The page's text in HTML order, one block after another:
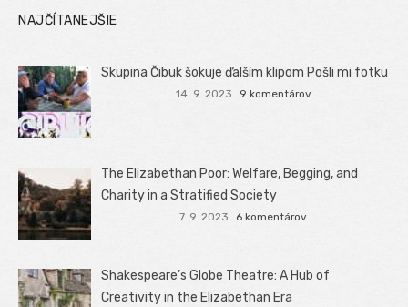
NAJČÍTANEJŠIE
Skupina Čibuk šokuje ďalším klipom Pošli mi fotku
14. 9. 2023 9 komentárov
The Elizabethan Poor: Welfare, Begging, and
Charity in a Stratified Society
7. 9. 2023 6 komentárov
Shakespeare’s Globe Theatre: A Hub of
Creativity in the Elizabethan Era